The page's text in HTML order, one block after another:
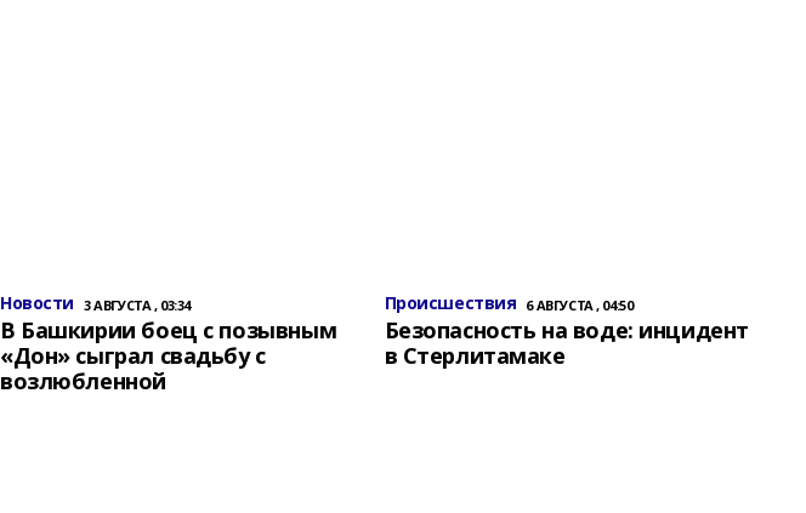
Новости 3 АВГУСТА , 03:34
В Башкирии боец с позывным
«Дон» сыграл свадьбу с
возлюбленной
Происшествия 6 АВГУСТА , 04:50
Безопасность на воде: инцидент
в Стерлитамаке